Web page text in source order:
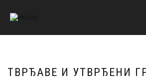
ТВРЂАВЕ И УТВРЂЕНИ